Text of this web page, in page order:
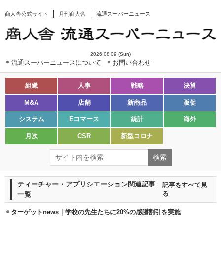
商人舎公式サイト 月刊商人舎 流通スーパーニュース
2026.08.09 (Sun)
流通スーパーニュースについて お問い合わせ
組織 人事 戦略 決算
M&A 店舗 新商品 販促
システム Eコマース 統計 海外
月次 CSR 新型コロナ
ティーチャー・アプリシエーション関連記事
一覧
記事をすべて見
る
ターゲットnews｜学校の先生たちに20%の感謝割引を実施